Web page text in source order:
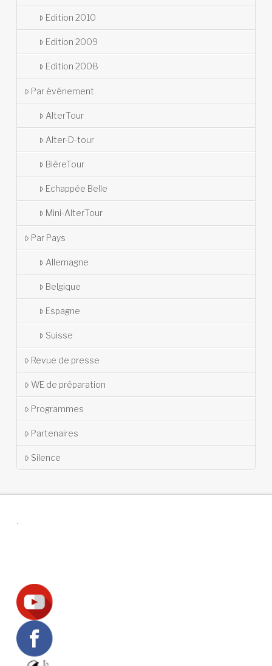
Edition 2010
Edition 2009
Edition 2008
Par événement
AlterTour
Alter-D-tour
BièreTour
Echappée Belle
Mini-AlterTour
Par Pays
Allemagne
Belgique
Espagne
Suisse
Revue de presse
WE de préparation
Programmes
Partenaires
Silence